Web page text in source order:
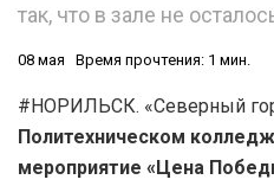
так, что в зале не
08 мая Время прочтения: 1 мин.
#НОРИЛЬСК. «Северный
Политехническом
мероприятие «Цена